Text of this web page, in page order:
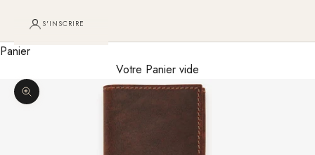
S'INSCRIRE
Panier
Votre Panier vide
Agrandir l'image